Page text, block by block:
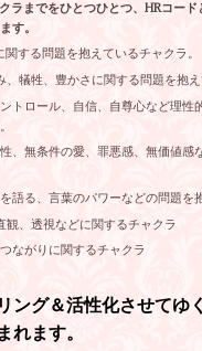
ラまでをひとつひとつ、HRコー
す。
する問題を抱えているチャクラ。
犠牲、豊かさに関する問題を抱え
トロール、自信、自尊心など理性
、無条件の愛、罪悪感、無価値感
語る、言葉のパワーなどの問題を
、透視などに関するチャクラ
ながりに関するチャクラ
ング＆活性化させてゆ
れます。